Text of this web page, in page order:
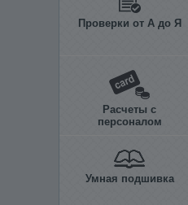
Проверки от А до Я
Расчеты с
персоналом
Умная подшивка